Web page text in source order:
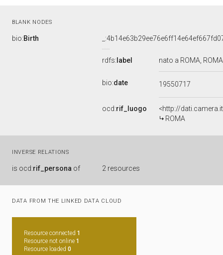
BLANK NODES
bio:Birth
rdfs: label nato a ROMA,
bio:date 19550717
ocd:rif_luogo
<http://
ROMA
INVERSE RELATIONS
is ocd:rif_persona of 2 resources
DATA FROM THE LINKED DATA CLOUD
Resource connected 1
Resource not online 1
Resource loaded 0